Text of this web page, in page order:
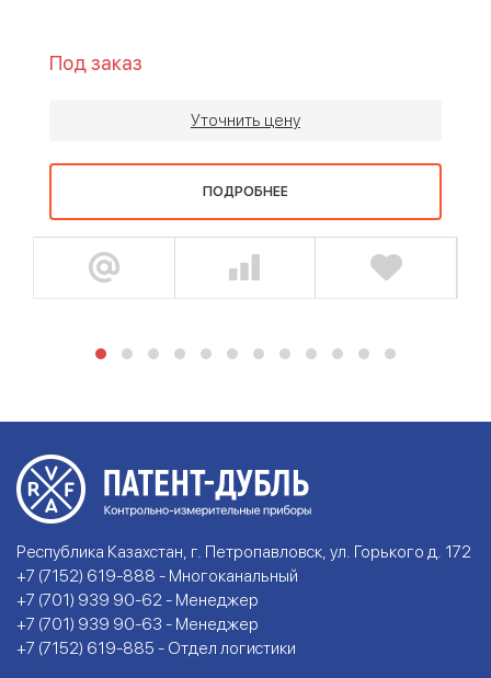
Под заказ
Уточнить цену
ПОДРОБНЕЕ
Республика Казахстан, г. Петропавловск, ул. Горького д. 172
+7 (7152) 619-888 - Многоканальный
+7 (701) 939 90-62 - Менеджер
+7 (701) 939 90-63 - Менеджер
+7 (7152) 619-885 - Отдел логистики